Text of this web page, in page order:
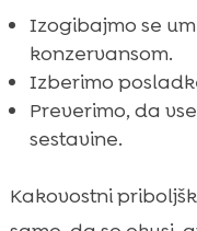
Izogibajmo se
konzervansom.
Izberimo
Preverimo, da
sestavine.
Kakovostni